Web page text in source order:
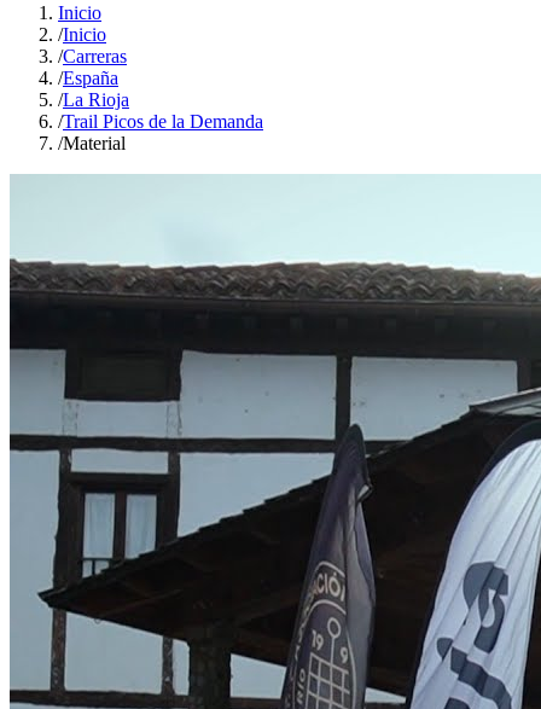
Inicio
/Inicio
/Carreras
/España
/La Rioja
/Trail Picos de la Demanda
/Material